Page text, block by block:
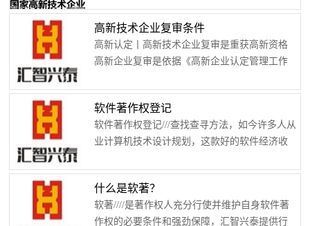
事实上，要是具备较新科技含量的制造业人们
能够称作国家高新技术，国家高新技术注重高
新技术、前沿技术，因此沒有粗放型好多个制
造业区划的确定叫法。? 换句话说高新...
高新科技成效才有将会在社会经济的各行各业
获得日渐普遍的运用?,并产生必须第三产业产值
的商品。说白了高新技术产业化也是高新科技
制造业的流程。它以高新技术科研成果为终
点，以市扬为始发站，历经科研开发、产品研
发、生产量设计规划和市场开拓4...
高新技术企业复审条件
高新认定丨高新技术企业复审是重获高新资格
高新企业复审是依据《高新企业认定管理工作
经程序。 1.高新企业资质满期前四个月内公
司应提起复核申报(复审意见书同附2)，不提起
复审申报或复审不过关的，其高新企业资质期
满自動无效。 2.高新技术企业复审/////////须
新话动的汇报，经具备质资并合乎本《工做引
导》有关标准的...
软件著作权登记
软件著作权登记///查找查寻方法，如今许多人从
业计算机技术设计规划，这款好的软件经济收
登记，那样能够更强的维护专利权。那麼手机
app著作权登记查找查寻方法是如何的？软件著
作权登记///查找查寻方法软件著作权登记///查找
什么是软著？
软著////是著作权人充分行使并维护自身软件著
作权的必要条件和强劲保障，汇智兴泰提供行